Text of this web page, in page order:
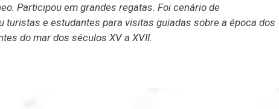
Participou em grandes regatas. Foi cenário de
turistas e estudantes para visitas guiadas sobre a época dos
do mar dos séculos XV a XVII.